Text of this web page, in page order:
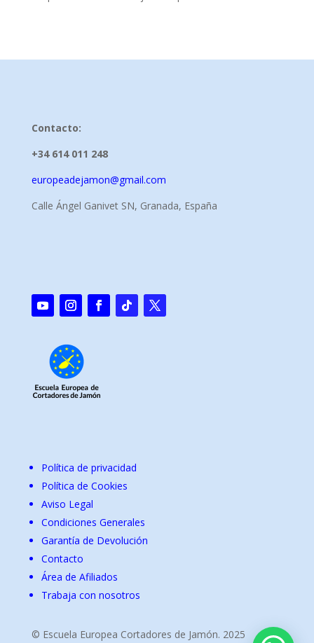
Contacto:
+34 614 011 248
europeadejamon@gmail.com
Calle Ángel Ganivet SN, Granada, España
Política de privacidad
Política de Cookies
Aviso Legal
Condiciones Generales
Garantía de Devolución
Contacto
Área de Afiliados
Trabaja con nosotros
© Escuela Europea Cortadores de Jamón. 2025